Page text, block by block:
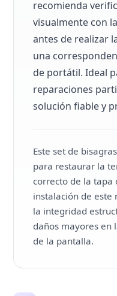
recomienda
visualmente con
antes de realizar
una
de portátil. Ideal
reparaciones
solución fiable y
Este set de
para restaurar la
correcto de la tapa
instalación de
la integridad
daños mayores en
de la pantalla.